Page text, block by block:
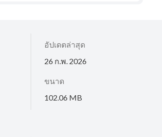
อัปเดตล่าสุด
26 ก.พ. 2026
ขนาด
102.06 MB